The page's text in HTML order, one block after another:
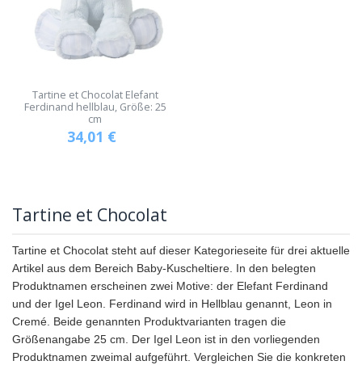
Tartine et Chocolat Elefant
Ferdinand hellblau, Größe: 25
cm
34,01 €
Tartine et Chocolat
Tartine et Chocolat steht auf dieser Kategorieseite für drei aktuelle
Artikel aus dem Bereich Baby-Kuscheltiere. In den belegten
Produktnamen erscheinen zwei Motive: der Elefant Ferdinand
und der Igel Leon. Ferdinand wird in Hellblau genannt, Leon in
Cremé. Beide genannten Produktvarianten tragen die
Größenangabe 25 cm. Der Igel Leon ist in den vorliegenden
Produktnamen zweimal aufgeführt. Vergleichen Sie die konkreten